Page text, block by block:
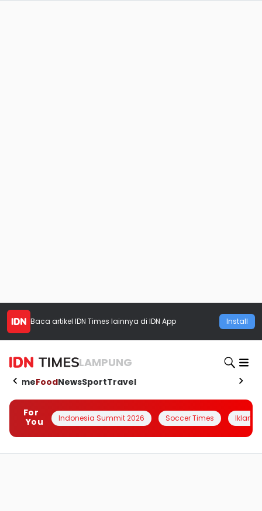
Baca artikel IDN Times lainnya di IDN App Install
LAMPUNG
HomeFoodNewsSportTravel
For
You
Indonesia Summit 2026 Soccer Times Iklanin